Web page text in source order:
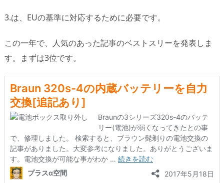
3.は、EUの基準に対応するために必要です。
この一年で、人気のあった記事のベストスリーを発表しま
す。まずは3位です。